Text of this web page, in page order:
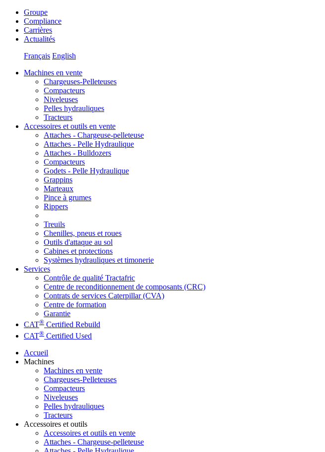
Groupe
Compliance
Carrières
Actualités
Français English
Machines en vente
Chargeuses-Pelleteuses
Compacteurs
Niveleuses
Pelles hydrauliques
Tracteurs
Accessoires et outils en vente
Attaches - Chargeuse-pelleteuse
Attaches - Pelle Hydraulique
Attaches - Bulldozers
Compacteurs
Godets - Pelle Hydraulique
Grappins
Marteaux
Pince à grumes
Rippers
Treuils
Chenilles, pneus et roues
Outils d'attaque au sol
Cabines et protections
Systèmes hydrauliques et timonerie
Services
Contrôle de qualité Tractafric
Centre de reconditionnement de composants (CRC)
Contrats de services Caterpillar (CVA)
Centre de formation
Garantie
CAT® Certified Rebuild
CAT® Certified Used
Accueil
Machines
Machines en vente
Chargeuses-Pelleteuses
Compacteurs
Niveleuses
Pelles hydrauliques
Tracteurs
Accessoires et outils
Accessoires et outils en vente
Attaches - Chargeuse-pelleteuse